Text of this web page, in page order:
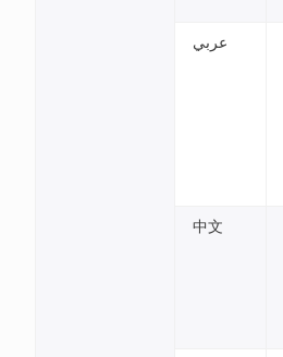
عربي
中文